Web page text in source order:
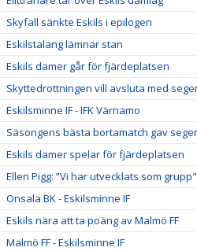
Skyfall sänkte Eskils i epilogen
Eskilstalang lämnar stan
Eskils damer går för fjärdeplatsen
Skyttedrottningen vill avsluta med
Eskilsminne IF - IFK Värnamo
Säsongens bästa bortamatch gav
Eskils damer spelar för fjärdeplatsen
Ellen Pigg: ”Vi har utvecklats som grupp"
Onsala BK - Eskilsminne IF
Eskils nära att ta poäng av Malmö FF
Malmö FF - Eskilsminne IF